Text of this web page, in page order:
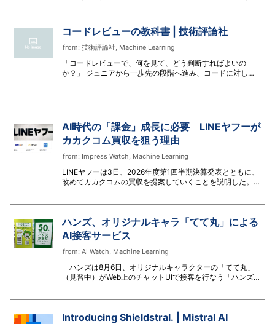
コードレビューの教科書 | 技術評論社
from: 技術評論社, Machine Learning
「コードレビューで、何を見て、どう判断すればよいの
か？」 ジュニアから一歩先の段階へ進み、コードに対して
問題に気づけるのか」「何を、どのように指摘すればよいの
か」と迷う場面は少なくありません。 本書は、そうした悩
みに応えるために、コードレビューで見るべき観点と判断基
準を整理した書籍です。設計、理解容易性、性能や機能、テ
ストなど、レビュー時に確認したいポイントを具体例ととも
に解説し、実際にどのようにフィードバックし、改善につな
げて
AI時代の「課金」成長に必要 LINEヤフーが
カカクコム買収を狙う理由
from: Impress Watch, Machine Learning
LINEヤフーは3日、2026年度第1四半期決算発表とともに、
改めてカカクコムの買収を提案していくことを説明した。食
ハンズ、オリジナルキャラ「てて丸」による
AI接客サービス
from: AI Watch, Machine Learning
ハンズは8月6日、オリジナルキャラクターの「てて丸」
（見習中）がWeb上のチャットUIで接客を行なう「ハンズら
Introducing Shieldstral. | Mistral AI